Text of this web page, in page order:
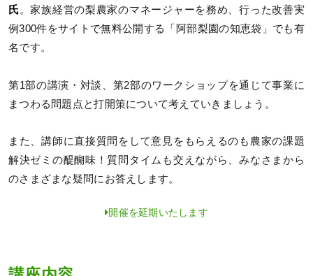
氏。家族経営の梨農家のマネージャーを務め、行った改善実
例300件をサイトで無料公開する「阿部梨園の知恵袋」でも有
名です。
第1部の講演・対談、第2部のワークショップを通じて事業に
まつわる問題点と打開策について考えていきましょう。
また、講師に直接質問をして意見をもらえるのも農家の課題
解決ゼミの醍醐味！質問タイムも交えながら、みなさまから
のさまざまな疑問にお答えします。
開催を延期いたします